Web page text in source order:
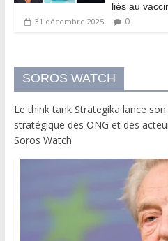
liés au
31 décembre 2025 0
SOROS WATCH
Le think tank Strategika lance
stratégique des ONG et des
Soros Watch